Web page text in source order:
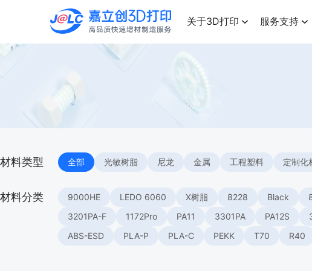
高品质快速增材制造服务
关于3D打印 服务支持
材料类型 全部 光敏树脂 尼龙 金属 工程塑料 定制化
材料分类 9000HE LEDO 6060 X树脂 8228 Black
3201PA-F
1172Pro PA11 3301PA PA12S
ABS-ESD
PLA-P PLA-C PEKK T70 R40